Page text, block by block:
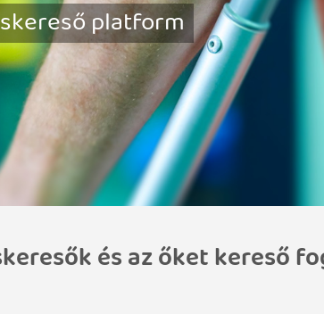
platform
és az őket kereső